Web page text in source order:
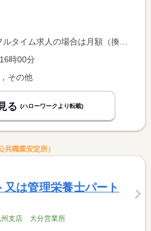
（換算額）、パート求人の場合は時間額を表示しています。
時00分
その他
る (ハローワークより転載)
職業安定所）
又は管理栄養士パート
支店 大分営業所